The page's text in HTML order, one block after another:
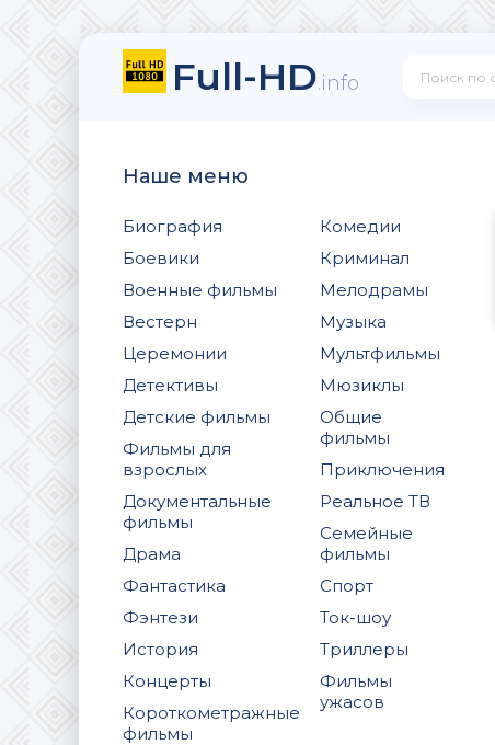
Full-HD.info
Наше меню
Биография
Боевики
Военные фильмы
Вестерн
Церемонии
Детективы
Детские фильмы
Фильмы для
взрослых
Документальные
фильмы
Драма
Фантастика
Фэнтези
История
Концерты
Короткометражные
фильмы
Комедии
Криминал
Мелодрамы
Музыка
Мультфильмы
Мюзиклы
Общие
фильмы
Приключения
Реальное ТВ
Семейные
фильмы
Спорт
Ток-шоу
Триллеры
Фильмы
ужасов